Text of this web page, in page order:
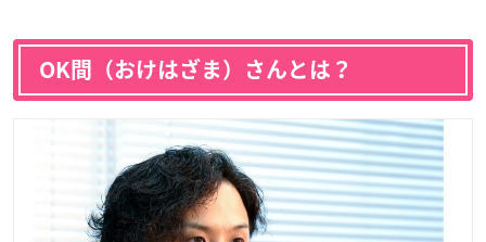
OK間（おけはざま）さんとは？